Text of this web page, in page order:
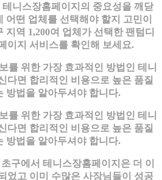
니스장홈페이지의 중요성을 깨닫
어떤 업체를 선택해야 할지 고민이
지역 1,200여 업체가 선택한 팬텀디
이지 서비스를 확인해 보세요.
를 위한 가장 효과적인 방법인 테니
다면 합리적인 비용으로 높은 품질
방법을 알아두셔야 합니다.
를 위한 가장 효과적인 방법인 테니
다면 합리적인 비용으로 높은 품질
방법을 알아두셔야 합니다.
구에서 테니스장홈페이지은 더 이
었고 이미 수많은 사장님들이 성공